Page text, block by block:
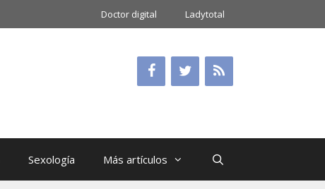
Doctor digital Ladytotal
Sexología Más artículos